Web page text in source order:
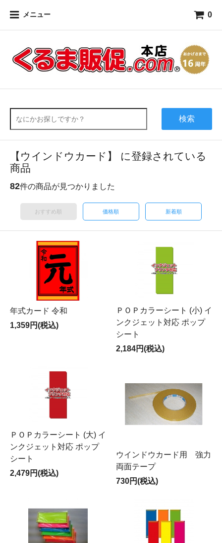
メニュー 0
検索
【ウインドウカード】 に登録されている
商品
82件の商品が見つかりました
おすすめ順 価格順 新着順
年式カード 令和
1,359円(税込)
ＰＯＰカラーシート (小) イ
ンクジェット対応 ポップ
シート
2,184円(税込)
ＰＯＰカラーシート (大) イ
ンクジェット対応 ポップ
シート
2,479円(税込)
ウインドウカード用 強力
両面テープ
730円(税込)